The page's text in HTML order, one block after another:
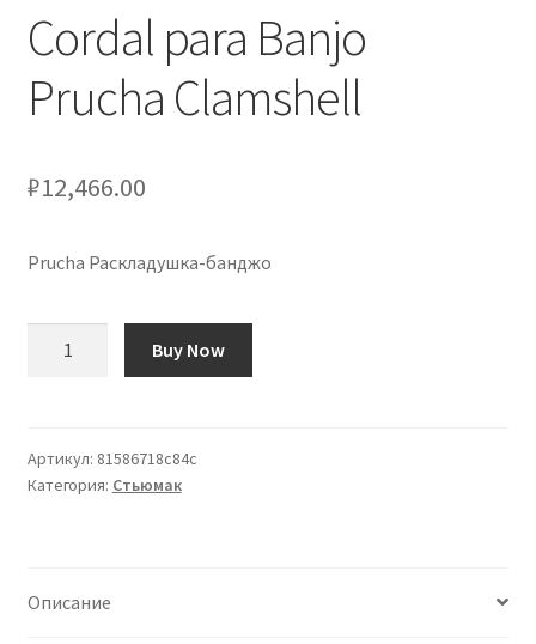
Cordal para Banjo
Prucha Clamshell
₽12,466.00
Prucha Раскладушка-банджо
Banjo
Prucha
Buy Now
Артикул: 81586718c84c
Категория: Стьюмак
Описание